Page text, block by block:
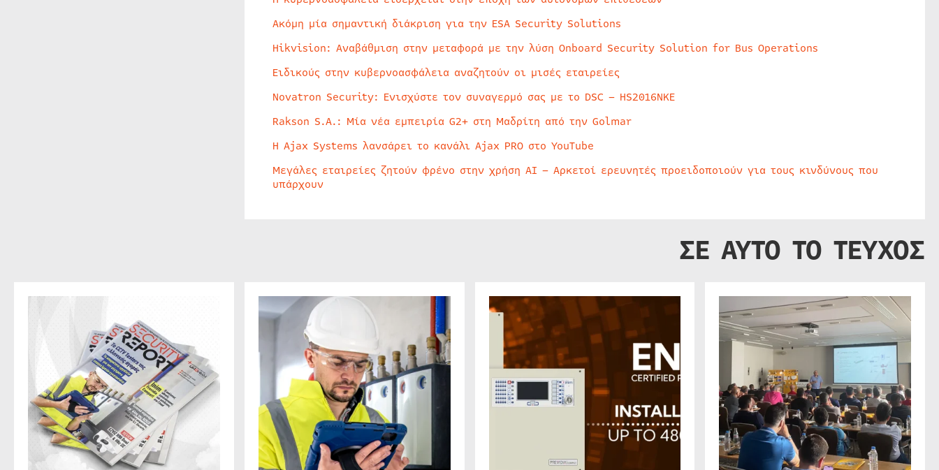
Ακόμη μία σημαντική διάκριση για την ESA Security Solutions
Hikvision: Αναβάθμιση στην μεταφορά με την λύση Onboard Security Solution for Bus Operations
Ειδικούς στην κυβερνοασφάλεια αναζητούν οι μισές εταιρείες
Novatron Security: Ενισχύστε τον συναγερμό σας με το DSC – HS2016NKE
Rakson S.A.: Μία νέα εμπειρία G2+ στη Μαδρίτη από την Golmar
Η Ajax Systems λανσάρει το κανάλι Ajax PRO στο YouTube
Μεγάλες εταιρείες ζητούν φρένο στην χρήση AI – Αρκετοί ερευνητές προειδοποιούν για τους κινδύνους που
υπάρχουν
ΣΕ ΑΥΤΟ ΤΟ ΤΕΥΧΟΣ